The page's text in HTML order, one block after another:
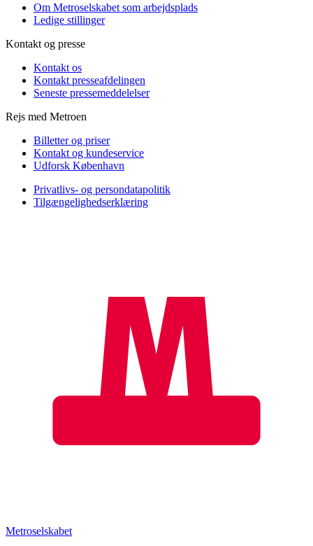
Om Metroselskabet som arbejdsplads
Ledige stillinger
Kontakt og presse
Kontakt os
Kontakt presseafdelingen
Seneste pressemeddelelser
Rejs med Metroen
Billetter og priser
Kontakt og kundeservice
Udforsk København
Privatlivs- og persondatapolitik
Tilgængelighedserklæring
Metroselskabet